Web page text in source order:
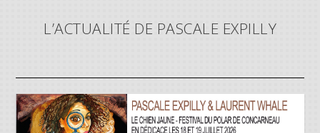
L’ACTUALITÉ DE PASCALE EXPILLY